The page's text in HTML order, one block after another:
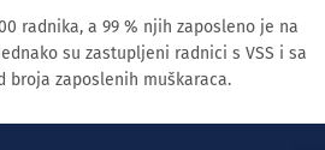
radnika, a 99 % njih zaposleno je na
su zastupljeni radnici s VSS i sa
broja zaposlenih muškaraca.